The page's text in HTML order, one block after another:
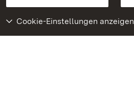
Cookie-Einstellungen anzeigen
Weiteres